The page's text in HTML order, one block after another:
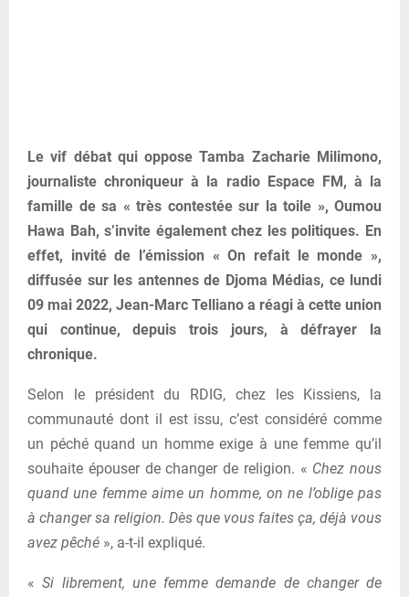
Le vif débat qui oppose Tamba Zacharie Milimono,
journaliste chroniqueur à la radio Espace FM, à la
famille de sa « très contestée sur la toile », Oumou
Hawa Bah, s’invite également chez les politiques. En
effet, invité de l’émission « On refait le monde »,
diffusée sur les antennes de Djoma Médias, ce lundi
09 mai 2022, Jean-Marc Telliano a réagi à cette union
qui continue, depuis trois jours, à défrayer la
chronique.
Selon le président du RDIG, chez les Kissiens, la
communauté dont il est issu, c’est considéré comme
un péché quand un homme exige à une femme qu’il
souhaite épouser de changer de religion. « Chez nous
quand une femme aime un homme, on ne l’oblige pas
à changer sa religion. Dès que vous faites ça, déjà vous
avez pêché », a-t-il expliqué.
«Si librement, une femme demande de changer de